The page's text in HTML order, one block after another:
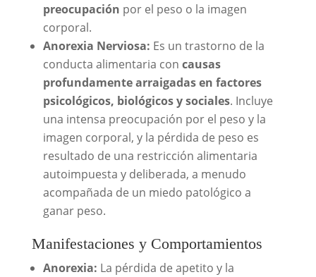
preocupación por el peso o la imagen
corporal.
Anorexia Nerviosa: Es un trastorno de la
conducta alimentaria con causas
profundamente arraigadas en factores
psicológicos, biológicos y sociales. Incluye
una intensa preocupación por el peso y la
imagen corporal, y la pérdida de peso es
resultado de una restricción alimentaria
autoimpuesta y deliberada, a menudo
acompañada de un miedo patológico a
ganar peso.
Manifestaciones y Comportamientos
Anorexia: La pérdida de apetito y la